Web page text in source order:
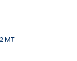
MT